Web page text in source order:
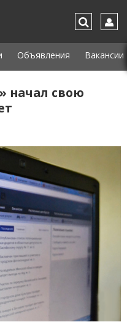
Объявления Вакансии
начал свою